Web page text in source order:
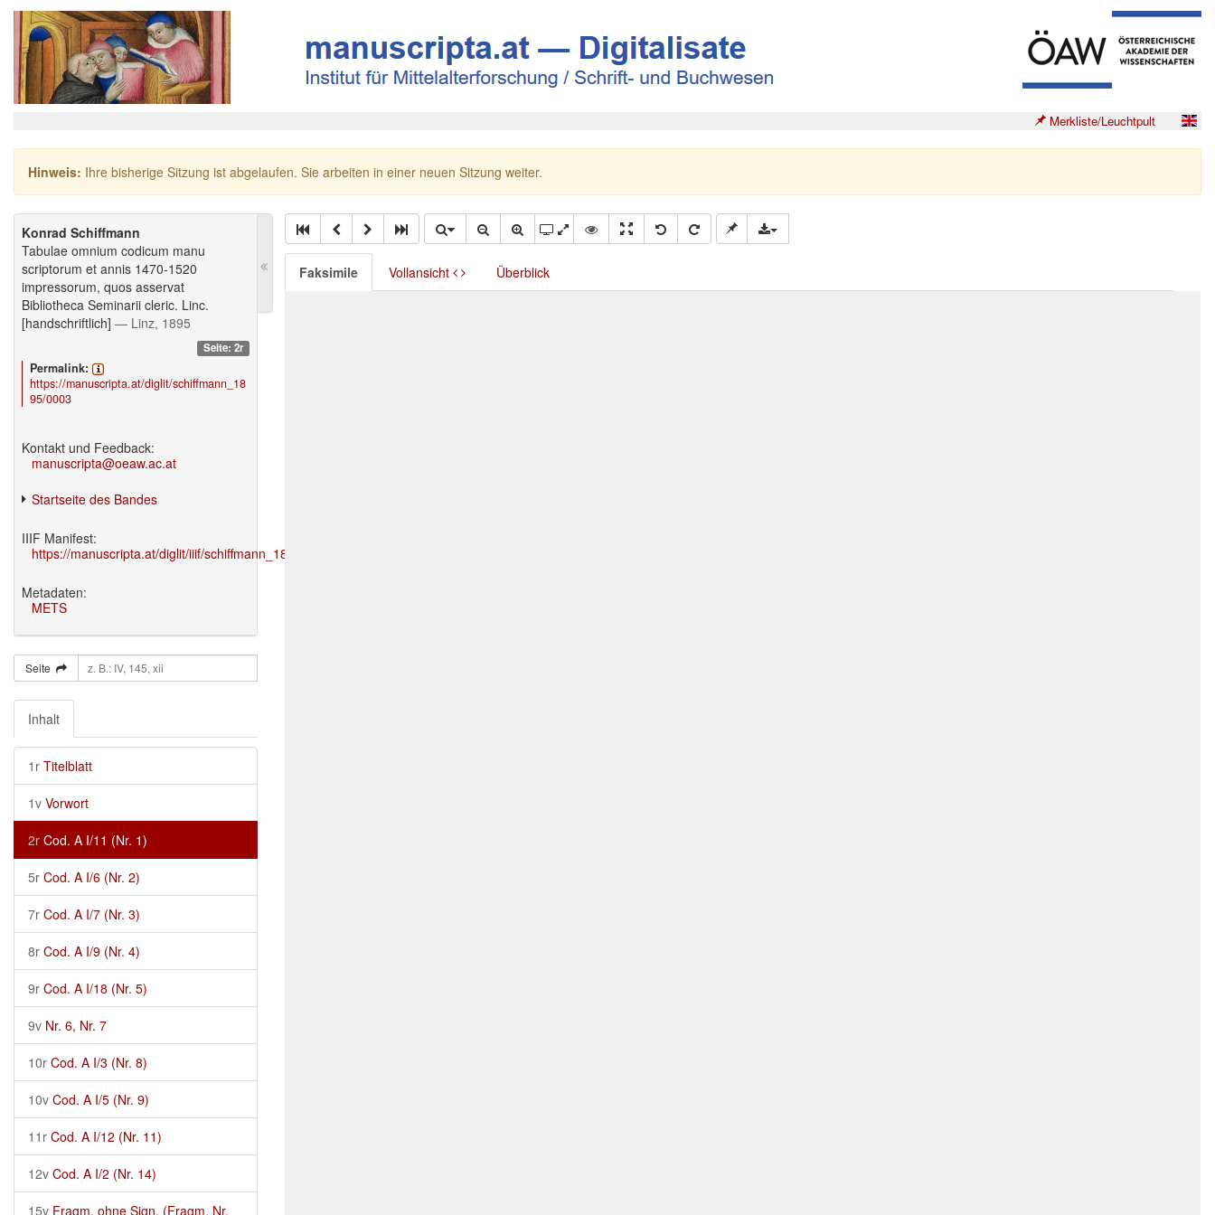
Merkliste/Leuchtpult
Hinweis: Ihre bisherige Sitzung ist abgelaufen. Sie arbeiten in einer neuen Sitzung weiter.
Konrad Schiffmann
Tabulae omnium codicum manu
scriptorum et annis 1470-1520
impressorum, quos asservat
Bibliotheca Seminarii cleric. Linc.
[handschriftlich] — Linz, 1895
Seite: 2r
Permalink:
https://manuscripta.at/diglit/schiffmann_18
95/0003
Kontakt und Feedback:
manuscripta@oeaw.ac.at
Startseite des Bandes
IIIF Manifest:
https://manuscripta.at/diglit/iiif/schiffmann_1895/manifest.json
Metadaten:
METS
Seite
Inhalt
1r Titelblatt
1v Vorwort
2r Cod. A I/11 (Nr. 1)
5r Cod. A I/6 (Nr. 2)
7r Cod. A I/7 (Nr. 3)
8r Cod. A I/9 (Nr. 4)
9r Cod. A I/18 (Nr. 5)
9v Nr. 6, Nr. 7
10r Cod. A I/3 (Nr. 8)
10v Cod. A I/5 (Nr. 9)
11r Cod. A I/12 (Nr. 11)
12v Cod. A I/2 (Nr. 14)
15v Fragm. ohne Sign. (Fragm. Nr.
Faksimile Vollansicht Überblick